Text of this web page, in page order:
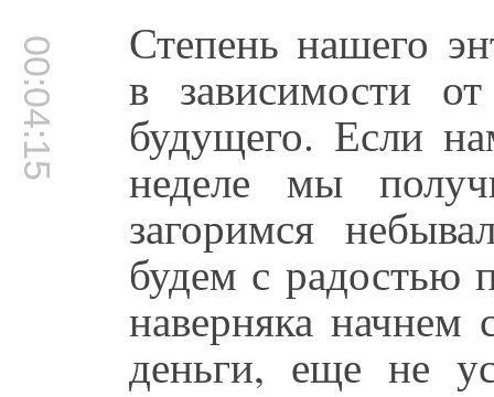
00:04:15 Степень нашего
в зависимости
будущего. Если
неделе мы
загоримся
будем с радостью
наверняка начнем
деньги, еще не